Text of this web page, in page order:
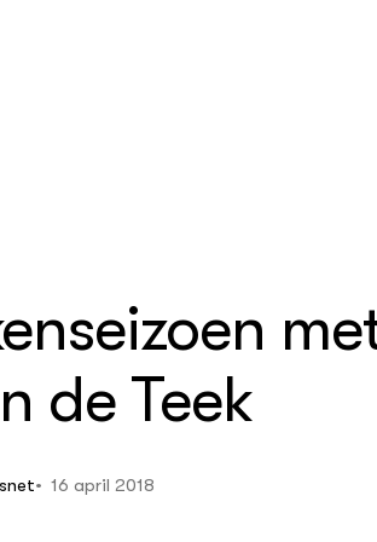
de Teek
16 april 2018